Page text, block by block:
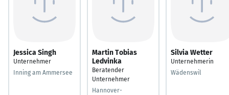
Jessica Singh
Unternehmer
Inning am Ammersee
Martin Tobias
Ledvinka
Beratender
Unternehmer
Hannover-
Silvia Wetter
Unternehmerin
Wädenswil